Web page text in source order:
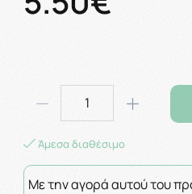
Άμεσα διαθέσιμο
Με την αγορά αυτού του